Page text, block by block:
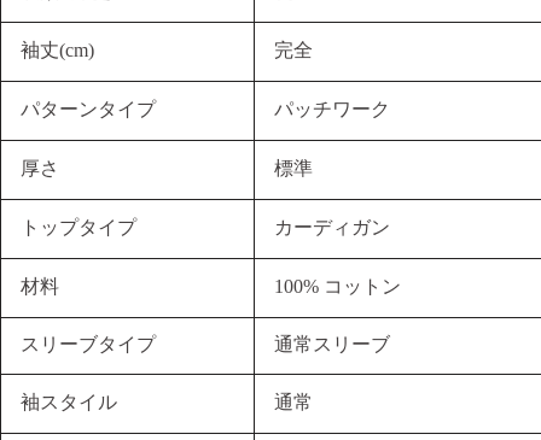
袖丈(cm) 完全
パターンタイプ パッチワーク
厚さ 標準
トップタイプ カーディガン
材料 100% コットン
スリーブタイプ 通常スリーブ
袖スタイル 通常